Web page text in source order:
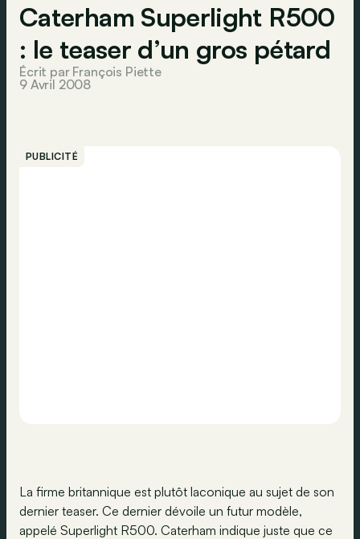
Caterham Superlight R500
: le teaser d’un gros pétard
Écrit par François Piette
9 Avril 2008
PUBLICITÉ
La firme britannique est plutôt laconique au sujet de son
dernier teaser. Ce dernier dévoile un futur modèle,
appelé Superlight R500. Caterham indique juste que ce